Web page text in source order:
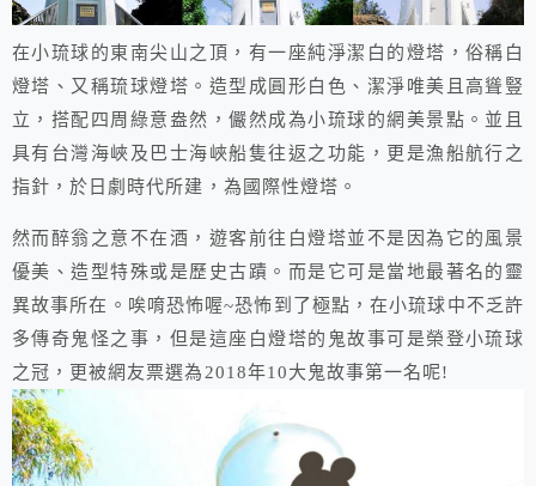
在小琉球的東南尖山之頂，有一座純淨潔白的燈塔，俗稱白
燈塔、又稱琉球燈塔。造型成圓形白色、潔淨唯美且高聳豎
立，搭配四周綠意盎然，儼然成為小琉球的網美景點。並且
具有台灣海峽及巴士海峽船隻往返之功能，更是漁船航行之
指針，於日劇時代所建，為國際性燈塔。
然而醉翁之意不在酒，遊客前往白燈塔並不是因為它的風景
優美、造型特殊或是歷史古蹟。而是它可是當地最著名的靈
異故事所在。唉唷恐怖喔~恐怖到了極點，在小琉球中不乏許
多傳奇鬼怪之事，但是這座白燈塔的鬼故事可是榮登小琉球
之冠，更被網友票選為2018年10大鬼故事第一名呢!